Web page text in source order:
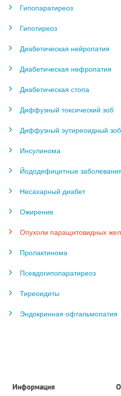
Гипопаратиреоз
Гипотиреоз
Диабетическая нейропатия
Диабетическая нефропатия
Диабетическая стопа
Диффузный токсический зоб
Диффузный эутиреоидный зоб
Инсулинома
Йододефицитные
Несахарный диабет
Ожирение
Опухоли паращитовидных
Пролактинома
Псевдогипопаратиреоз
Тиреоидиты
Эндокринная офтальмопатия
Информация